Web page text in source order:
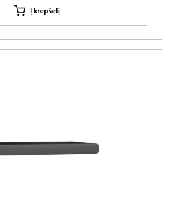
Į krepšelį